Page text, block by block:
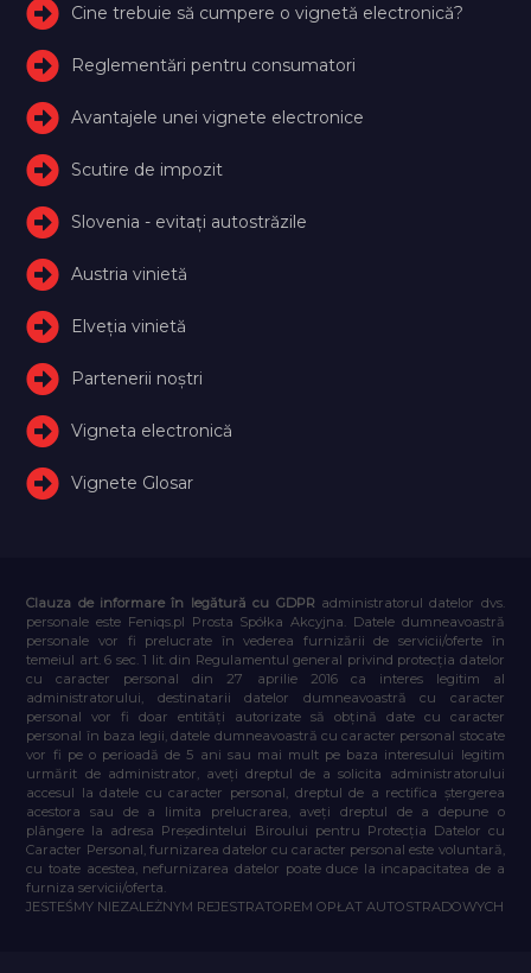
Cine trebuie să cumpere o vignetă electronică?
Reglementări pentru consumatori
Avantajele unei vignete electronice
Scutire de impozit
Slovenia - evitați autostrăzile
Austria vinietă
Elveţia vinietă
Partenerii noștri
Vigneta electronică
Vignete Glosar
Clauza de informare în legătură cu GDPR administratorul datelor dvs.
personale este Feniqs.pl Prosta Spółka Akcyjna. Datele dumneavoastră
personale vor fi prelucrate în vederea furnizării de servicii/oferte în
temeiul art. 6 sec. 1 lit. din Regulamentul general privind protecția datelor
cu caracter personal din 27 aprilie 2016 ca interes legitim al
administratorului, destinatarii datelor dumneavoastră cu caracter
personal vor fi doar entități autorizate să obțină date cu caracter
personal în baza legii, datele dumneavoastră cu caracter personal stocate
vor fi pe o perioadă de 5 ani sau mai mult pe baza interesului legitim
urmărit de administrator, aveți dreptul de a solicita administratorului
accesul la datele cu caracter personal, dreptul de a rectifica ștergerea
acestora sau de a limita prelucrarea, aveți dreptul de a depune o
plângere la adresa Președintelui Biroului pentru Protecția Datelor cu
Caracter Personal, furnizarea datelor cu caracter personal este voluntară,
cu toate acestea, nefurnizarea datelor poate duce la incapacitatea de a
furniza servicii/oferta.
JESTEŚMY NIEZALEŻNYM REJESTRATOREM OPŁAT AUTOSTRADOWYCH